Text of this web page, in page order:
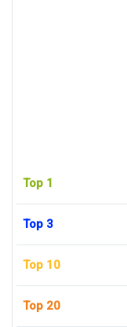
Top 1
Top 3
Top 10
Top 20